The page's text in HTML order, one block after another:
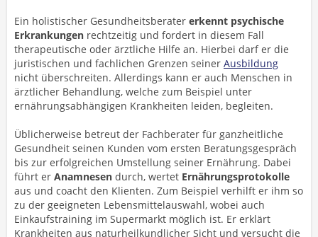
Ein holistischer Gesundheitsberater erkennt psychische
Erkrankungen rechtzeitig und fordert in diesem Fall
therapeutische oder ärztliche Hilfe an. Hierbei darf er die
juristischen und fachlichen Grenzen seiner Ausbildung
nicht überschreiten. Allerdings kann er auch Menschen in
ärztlicher Behandlung, welche zum Beispiel unter
ernährungsabhängigen Krankheiten leiden, begleiten.
Üblicherweise betreut der Fachberater für ganzheitliche
Gesundheit seinen Kunden vom ersten Beratungsgespräch
bis zur erfolgreichen Umstellung seiner Ernährung. Dabei
führt er Anamnesen durch, wertet Ernährungsprotokolle
aus und coacht den Klienten. Zum Beispiel verhilft er ihm so
zu der geeigneten Lebensmittelauswahl, wobei auch
Einkaufstraining im Supermarkt möglich ist. Er erklärt
Krankheiten aus naturheilkundlicher Sicht und versucht die